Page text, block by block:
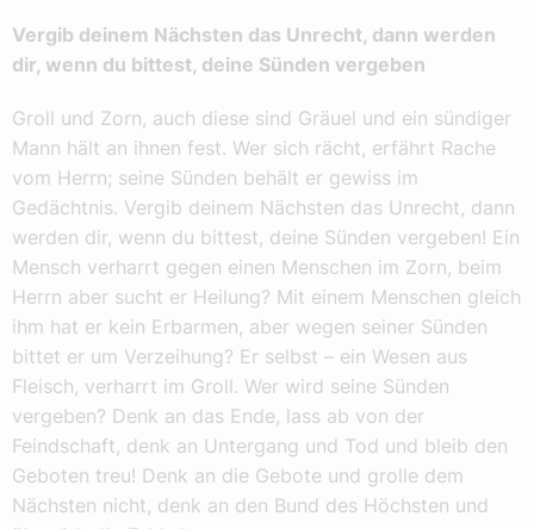
Vergib deinem Nächsten das Unrecht, dann werden
dir, wenn du bittest, deine Sünden vergeben
Groll und Zorn, auch diese sind Gräuel und ein sündiger
Mann hält an ihnen fest. Wer sich rächt, erfährt Rache
vom Herrn; seine Sünden behält er gewiss im
Gedächtnis. Vergib deinem Nächsten das Unrecht, dann
werden dir, wenn du bittest, deine Sünden vergeben! Ein
Mensch verharrt gegen einen Menschen im Zorn, beim
Herrn aber sucht er Heilung? Mit einem Menschen gleich
ihm hat er kein Erbarmen, aber wegen seiner Sünden
bittet er um Verzeihung? Er selbst – ein Wesen aus
Fleisch, verharrt im Groll. Wer wird seine Sünden
vergeben? Denk an das Ende, lass ab von der
Feindschaft, denk an Untergang und Tod und bleib den
Geboten treu! Denk an die Gebote und grolle dem
Nächsten nicht, denk an den Bund des Höchsten und